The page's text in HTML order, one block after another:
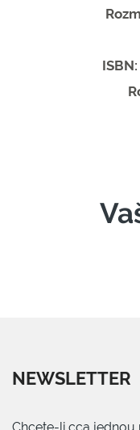
ISBN:
NEWSLETTER